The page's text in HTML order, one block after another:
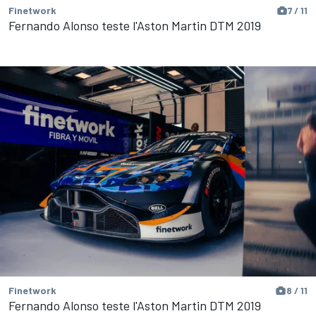
Finetwork 7 / 11
Fernando Alonso teste l'Aston Martin DTM 2019
Finetwork 8 / 11
Fernando Alonso teste l'Aston Martin DTM 2019